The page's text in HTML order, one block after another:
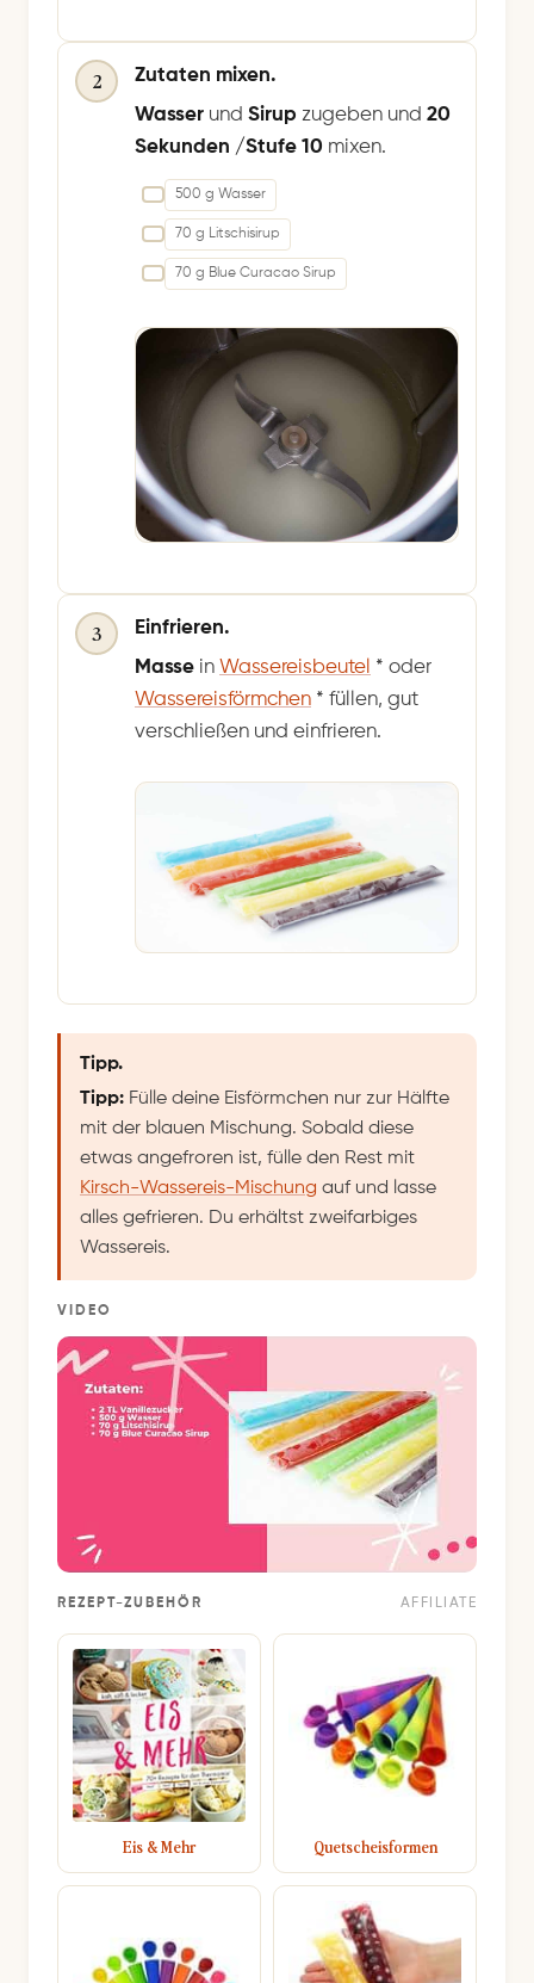
2
Zutaten mixen.
Wasser und Sirup zugeben und 20
Sekunden /Stufe 10 mixen.
500 g Wasser
70 g Litschisirup
70 g Blue Curacao Sirup
3
Einfrieren.
Masse in Wassereisbeutel * oder
Wassereisförmchen * füllen, gut
verschließen und einfrieren.
Tipp.
Tipp: Fülle deine Eisförmchen nur zur Hälfte
mit der blauen Mischung. Sobald diese
etwas angefroren ist, fülle den Rest mit
Kirsch-Wassereis-Mischung auf und lasse
alles gefrieren. Du erhältst zweifarbiges
Wassereis.
VIDEO
REZEPT-ZUBEHÖR AFFILIATE
Eis & Mehr Quetscheisformen